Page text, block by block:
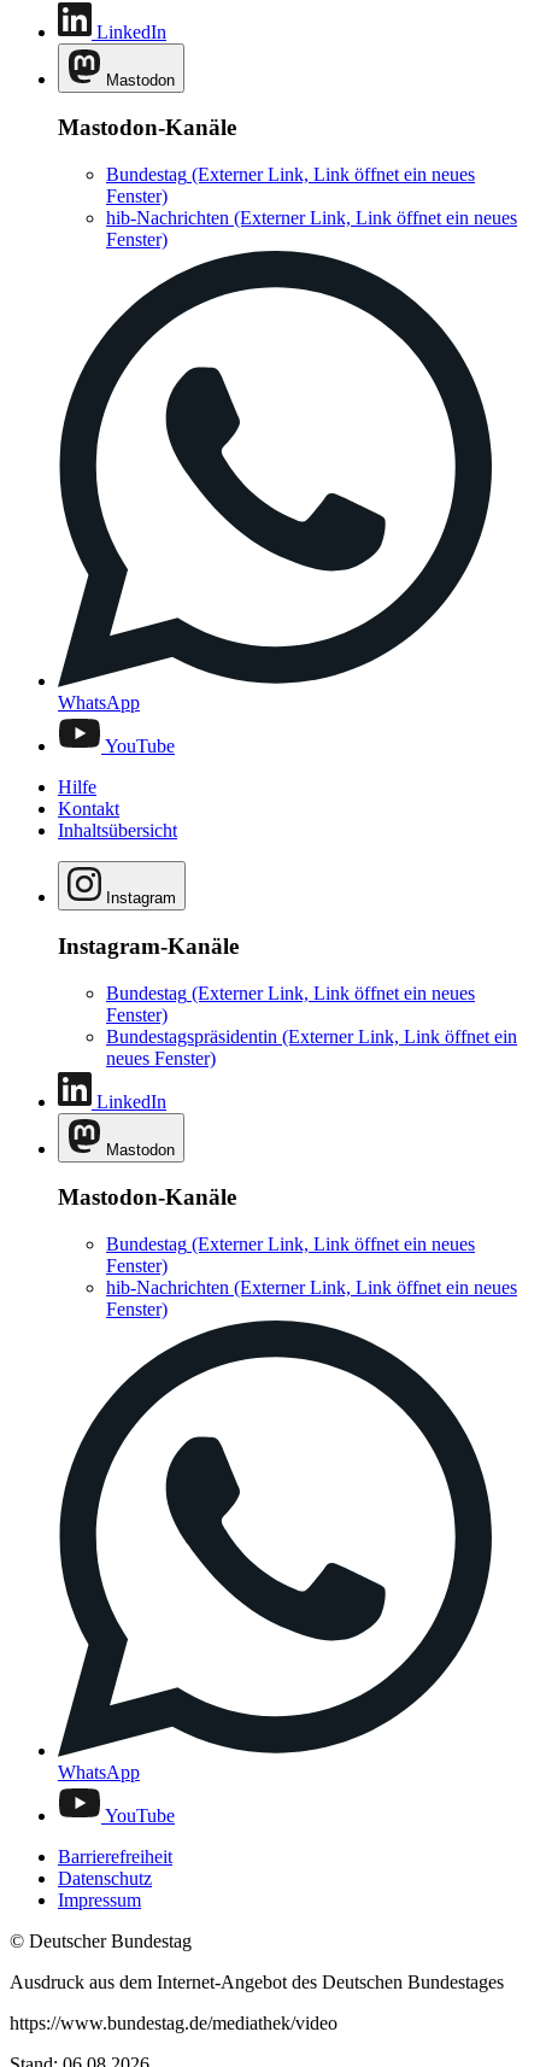
LinkedIn
Mastodon
Mastodon-Kanäle
Bundestag (Externer Link, Link öffnet ein neues
Fenster)
hib-Nachrichten (Externer Link, Link öffnet ein neues
Fenster)
WhatsApp
YouTube
Hilfe
Kontakt
Inhaltsübersicht
Instagram
Instagram-Kanäle
Bundestag (Externer Link, Link öffnet ein neues
Fenster)
Bundestagspräsidentin (Externer Link, Link öffnet ein
neues Fenster)
LinkedIn
Mastodon
Mastodon-Kanäle
Bundestag (Externer Link, Link öffnet ein neues
Fenster)
hib-Nachrichten (Externer Link, Link öffnet ein neues
Fenster)
WhatsApp
YouTube
Barrierefreiheit
Datenschutz
Impressum
© Deutscher Bundestag
Ausdruck aus dem Internet-Angebot des Deutschen Bundestages
https://www.bundestag.de/mediathek/video